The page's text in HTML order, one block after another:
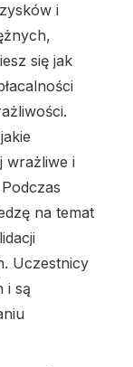
i
się jak
wrażliwe i
na temat
Uczestnicy
i są